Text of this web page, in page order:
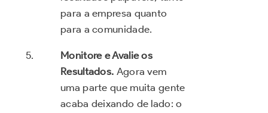
para a empresa quanto
para a comunidade.
Monitore e Avalie os
Resultados. Agora vem
uma parte que muita gente
acaba deixando de lado: o